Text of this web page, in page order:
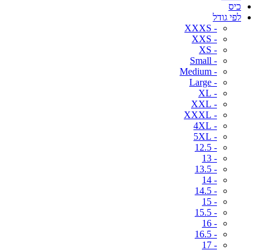
כיס
לפי גודל
- XXXS
- XXS
- XS
- Small
- Medium
- Large
- XL
- XXL
- XXXL
- 4XL
- 5XL
- 12.5
- 13
- 13.5
- 14
- 14.5
- 15
- 15.5
- 16
- 16.5
- 17